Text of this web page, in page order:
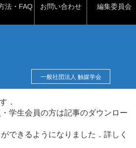
法・FAQ お問い合わせ 編集委員会
一般社団法人 触媒学会
．
学生会員の方は記事のダウンロー
できるようになりました．詳しく